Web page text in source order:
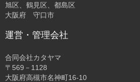
旭区、鶴見区、都島区
大阪府 守口市
運営・管理会社
合同会社カタヤマ
〒569－1128
大阪府高槻市名神町16-10